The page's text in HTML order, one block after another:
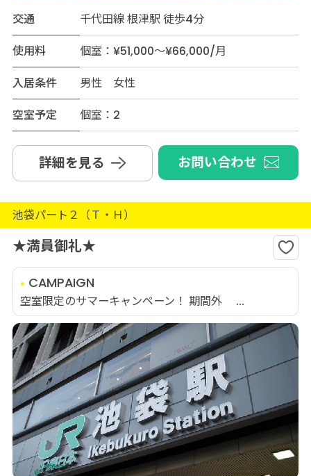
交通
千代田線 根津駅 徒歩4分
使用料
個室：¥51,000～¥66,000/月
入居条件
男性 女性
空室予定
個室：2
詳細を見る お問い合わせ
池袋パート２（Ｔ・Ｈ）
★満員御礼★
CAMPAIGN
空室限定のサマーキャンペーン！ 期間外 ...